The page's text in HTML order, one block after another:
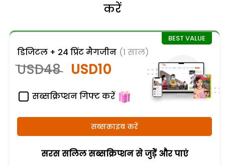
करें
डिजिटल + 24 प्रिंट मैगजीन (1 साल)
USD48 USD10
सब्सक्रिप्शन गिफ्ट करें
सब्सक्राइब करें
सरस सलिल सब्सक्रिप्शन से जुड़ेें और पाएं